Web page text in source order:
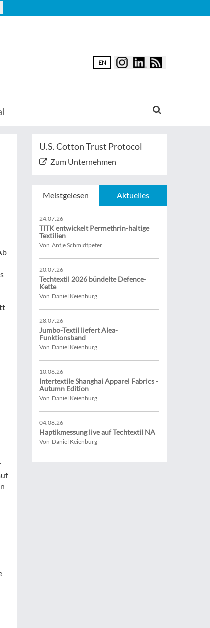
EN
U.S. Cotton Trust Protocol
Zum Unternehmen
Meistgelesen Aktuelles
24.07.26
TITK entwickelt Permethrin-haltige
Textilien
Von Antje Schmidtpeter
20.07.26
Techtextil 2026 bündelte Defence-
Kette
Von Daniel Keienburg
28.07.26
Jumbo-Textil liefert Alea-
Funktionsband
Von Daniel Keienburg
10.06.26
Intertextile Shanghai Apparel Fabrics -
Autumn Edition
Von Daniel Keienburg
04.08.26
Haptikmessung live auf Techtextil NA
Von Daniel Keienburg